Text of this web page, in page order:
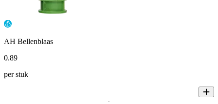
AH Bellenblaas
0.89
per stuk